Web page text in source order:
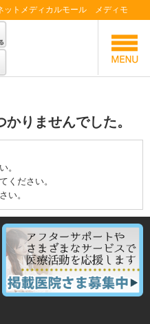
ットメディカルモール メディモ
りませんでした。
。
ください。
い。